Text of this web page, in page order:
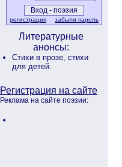
регистрация забыли пароль
Литературные
анонсы:
Стихи в прозе, стихи
для детей.
Регистрация на сайте
Реклама на сайте поэзии: